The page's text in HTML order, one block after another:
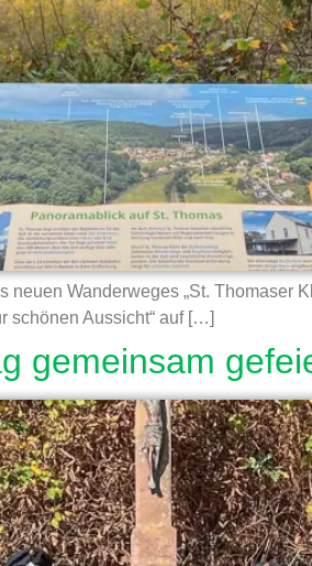
Wanderweges „St. Thomaser
schönen Aussicht“ auf […]
gemeinsam